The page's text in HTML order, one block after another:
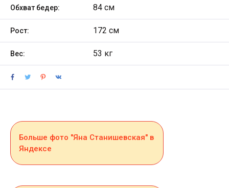
Обхват бедер: 84 см
Рост: 172 см
Вес: 53 кг
Больше фото "Яна Станишевская" в
Яндексе